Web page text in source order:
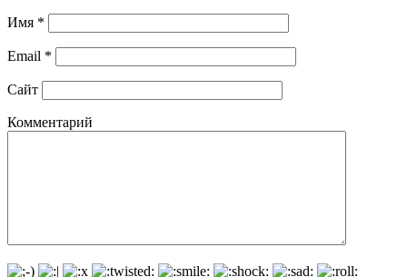
Имя *
Email *
Сайт
Комментарий